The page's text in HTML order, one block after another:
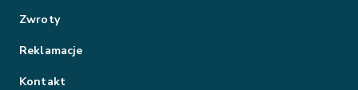
Zwroty
Reklamacje
Kontakt